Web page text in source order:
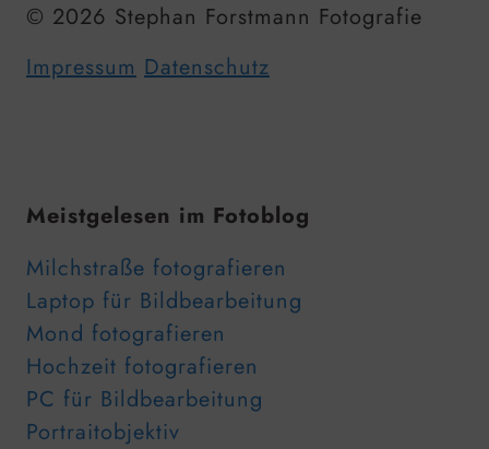
© 2026 Stephan Forstmann Fotografie
Impressum Datenschutz
Meistgelesen im Fotoblog
Milchstraße fotografieren
Laptop für Bildbearbeitung
Mond fotografieren
Hochzeit fotografieren
PC für Bildbearbeitung
Portraitobjektiv